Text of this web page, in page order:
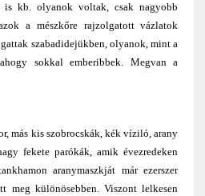
kb. olyanok voltak, csak nagyobb
a mészkőre rajzolgatott vázlatok
szabadidejükben, olyanok, mint a
sokkal emberibbek. Megvan a
más kis szobrocskák, kék víziló, arany
fekete parókák, amik évezredeken
aranymaszkját már ezerszer
meg különösebben. Viszont lelkesen